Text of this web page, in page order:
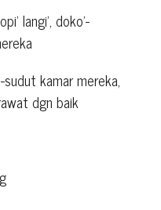
langi’, doko’-
kamar mereka,
dgn baik